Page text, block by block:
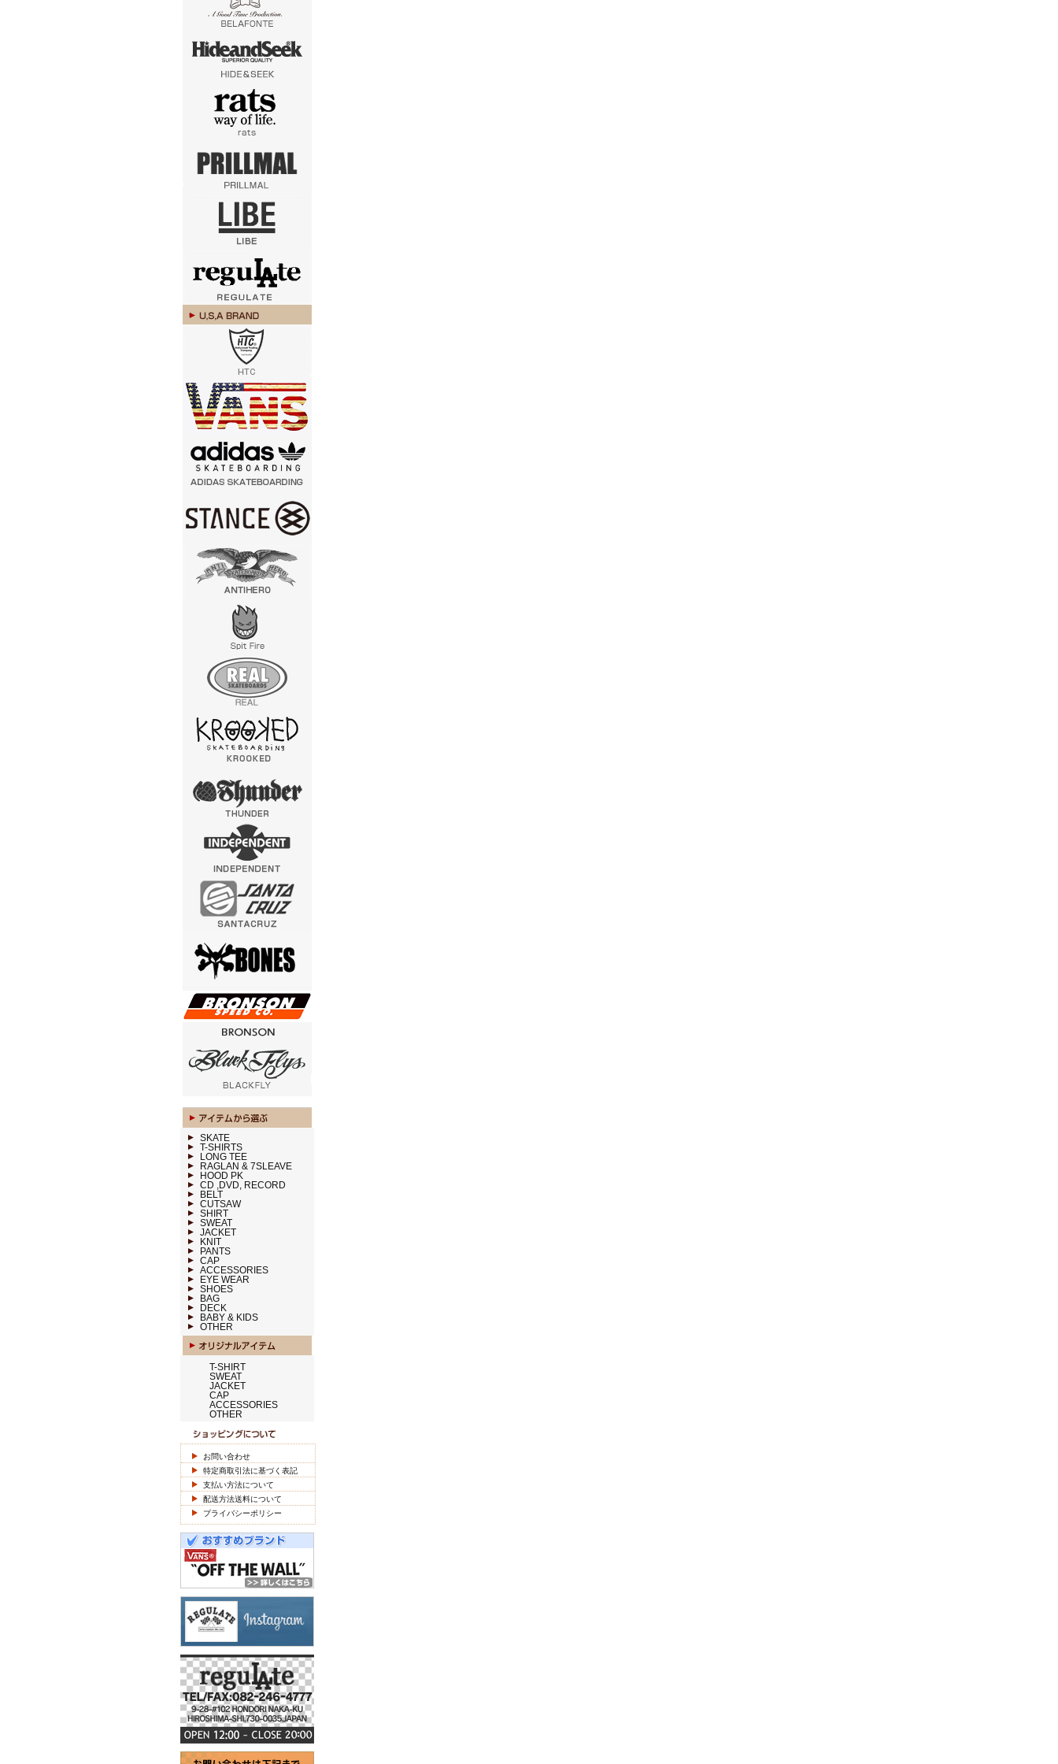
SKATE
T-SHIRTS
LONG TEE
RAGLAN & 7SLEAVE
HOOD PK
CD ,DVD, RECORD
BELT
CUTSAW
SHIRT
SWEAT
JACKET
KNIT
PANTS
CAP
ACCESSORIES
EYE WEAR
SHOES
BAG
DECK
BABY & KIDS
OTHER
T-SHIRT
SWEAT
JACKET
CAP
ACCESSORIES
OTHER
お問い合わせ
特定商取引法に基づく表記
支払い方法について
配送方法送料について
プライバシーポリシー